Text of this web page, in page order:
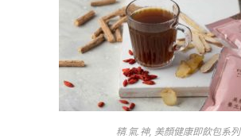
精.氣.神, 美顏健康即飲包系列